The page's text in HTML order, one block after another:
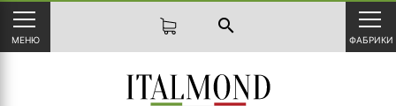
МЕНЮ
search
ФАБРИКИ